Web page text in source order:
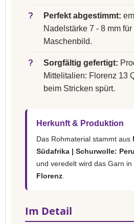
? Perfekt abgestimmt:
Nadelstärke 7 - 8 mm
Maschenbild.
? Sorgfältig gefertigt:
Mittelitalien: Florenz 13
beim Stricken spürt.
Herkunft & Produktion
Das Rohmaterial stammt aus
Südafrika | Schurwolle: Peru
und veredelt wird das Garn in
Florenz
Im Detail